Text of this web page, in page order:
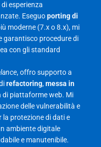
27
17
esperienza
Eseguoporting di
moderne (7.x o 8.x), mi
garantisco procedure di
con gli standard
, offro supporto a
refactoring,messa in
di piattaforme web. Mi
delle vulnerabilità e
la protezione di dati e
ambiente digitale
e manutenibile.